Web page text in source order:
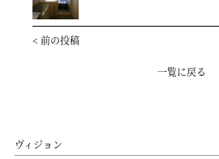
< 前の投稿
一覧に戻る
ヴィジョン